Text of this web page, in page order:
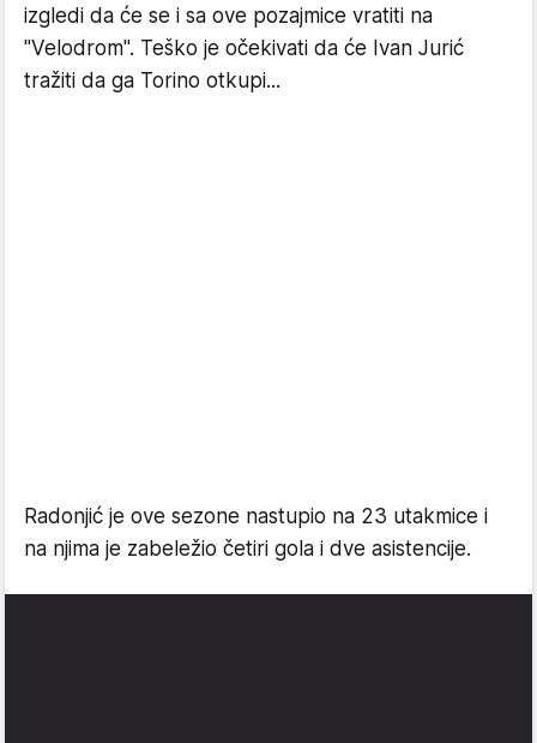
izgledi da će se i sa ove pozajmice vratiti na
"Velodrom". Teško je očekivati da će Ivan Jurić
tražiti da ga Torino otkupi...
Radonjić je ove sezone nastupio na 23 utakmice i
na njima je zabeležio četiri gola i dve asistencije.